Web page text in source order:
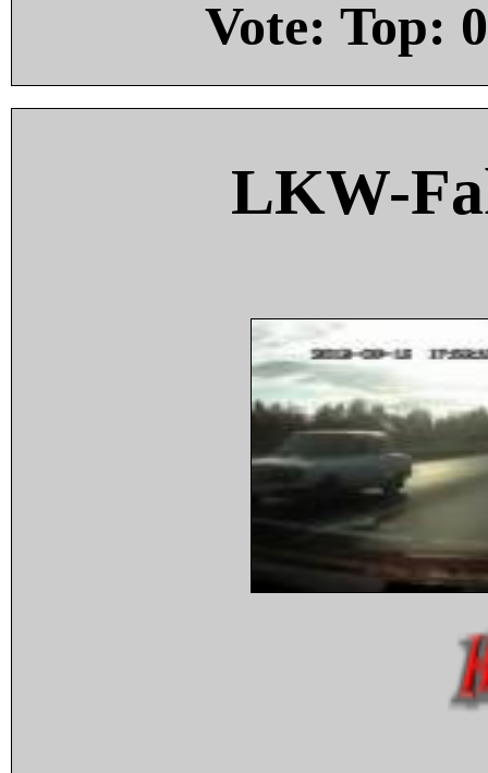
Vote: Top: 0
LKW-